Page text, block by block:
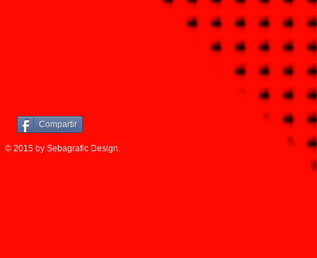
Compartir
© 2015 by Sebagrafic Design.